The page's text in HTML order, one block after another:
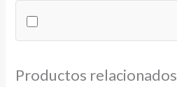
230VAC
cantidad
Productos relacionados